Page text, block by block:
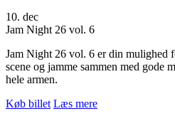
10. dec
Jam Night 26 vol. 6
Jam Night 26 vol. 6 er din mulighed
scene og jamme sammen med gode
hele armen.
Køb billet Læs mere